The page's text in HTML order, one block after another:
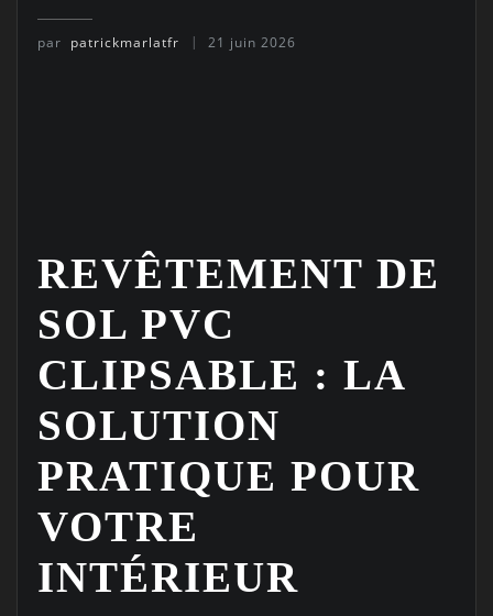
par patrickmarlatfr 21 juin 2026
REVÊTEMENT DE
SOL PVC
CLIPSABLE : LA
SOLUTION
PRATIQUE POUR
VOTRE
INTÉRIEUR